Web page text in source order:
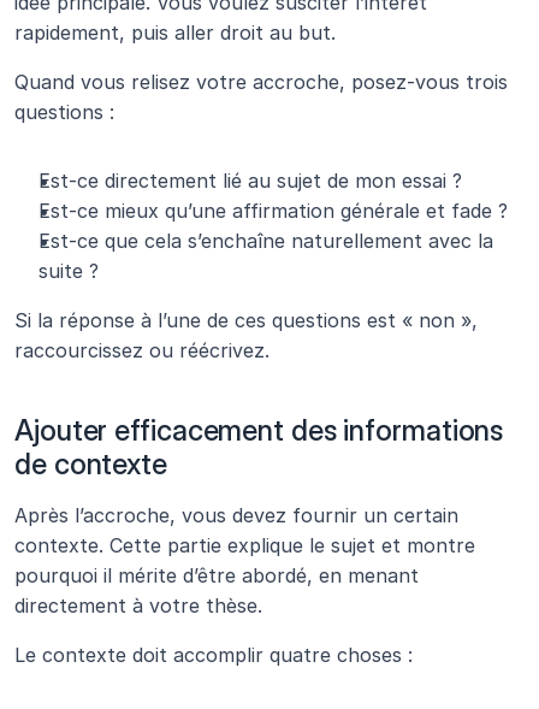
rapidement, puis aller droit au but.
Quand vous relisez votre accroche, posez-vous trois
questions :
Est-ce directement lié au sujet de mon essai ?
Est-ce mieux qu’une affirmation générale et fade ?
Est-ce que cela s’enchaîne naturellement avec la
suite ?
Si la réponse à l’une de ces questions est « non »,
raccourcissez ou réécrivez.
Ajouter efficacement des informations
de contexte
Après l’accroche, vous devez fournir un certain
contexte. Cette partie explique le sujet et montre
pourquoi il mérite d’être abordé, en menant
directement à votre thèse.
Le contexte doit accomplir quatre choses :